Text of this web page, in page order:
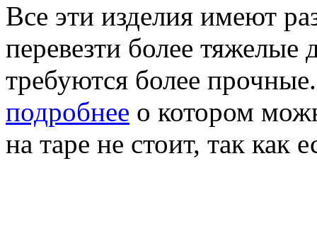
Все эти изделия имеют
перевезти более
требуются более
подробнее о котором
на таре не стоит, так как